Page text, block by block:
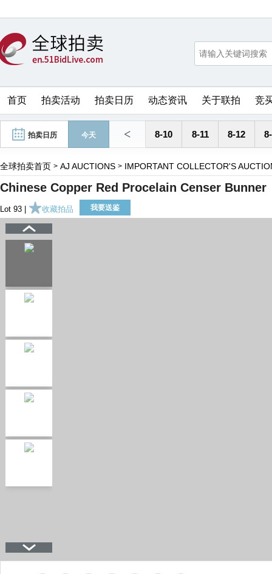
首页 拍卖活动 拍卖日历 动态资讯 关于联拍 竞
拍卖日历 今天 < 8-10 8-11 8-12
全球拍卖首页 > AJ AUCTIONS > IMPORTANT COLLECTOR'S
Chinese Copper Red Procelain Censer Bunner
Lot 93 | 收藏拍品 我要送鉴